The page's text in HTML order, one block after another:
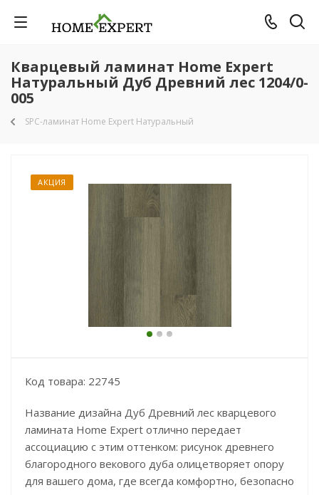
Кварцевый ламинат Home Expert
Натуральный Дуб Древний лес 1204/0-
005
SPC-ламинат Home Expert Натуральный
АКЦИЯ
Код товара: 22745
Название дизайна Дуб Древний лес кварцевого
ламината Home Expert отлично передает
ассоциацию с этим оттенком: рисунок древнего
благородного векового дуба олицетворяет опору
для вашего дома, где всегда комфортно, безопасно